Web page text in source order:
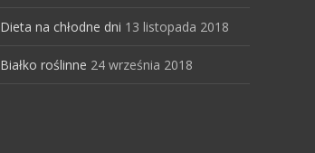
Dieta na chłodne dni 13 listopada 2018
Białko roślinne 24 września 2018